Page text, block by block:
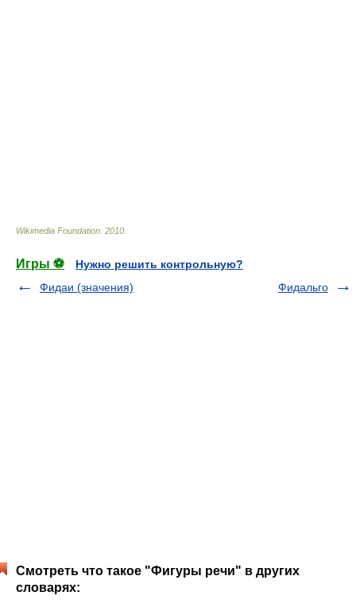
Wikimedia Foundation 2010
Игры ⚽
Нужно решить контрольную?
Фидаи (значения)
Фидальго
Смотреть что такое "Фигуры речи" в других
словарях: